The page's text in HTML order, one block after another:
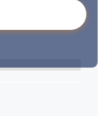
、Django、
れるため、エンジ
成長を遂げていま
クオリティを追求